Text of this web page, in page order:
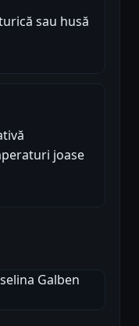
sau husă
joase